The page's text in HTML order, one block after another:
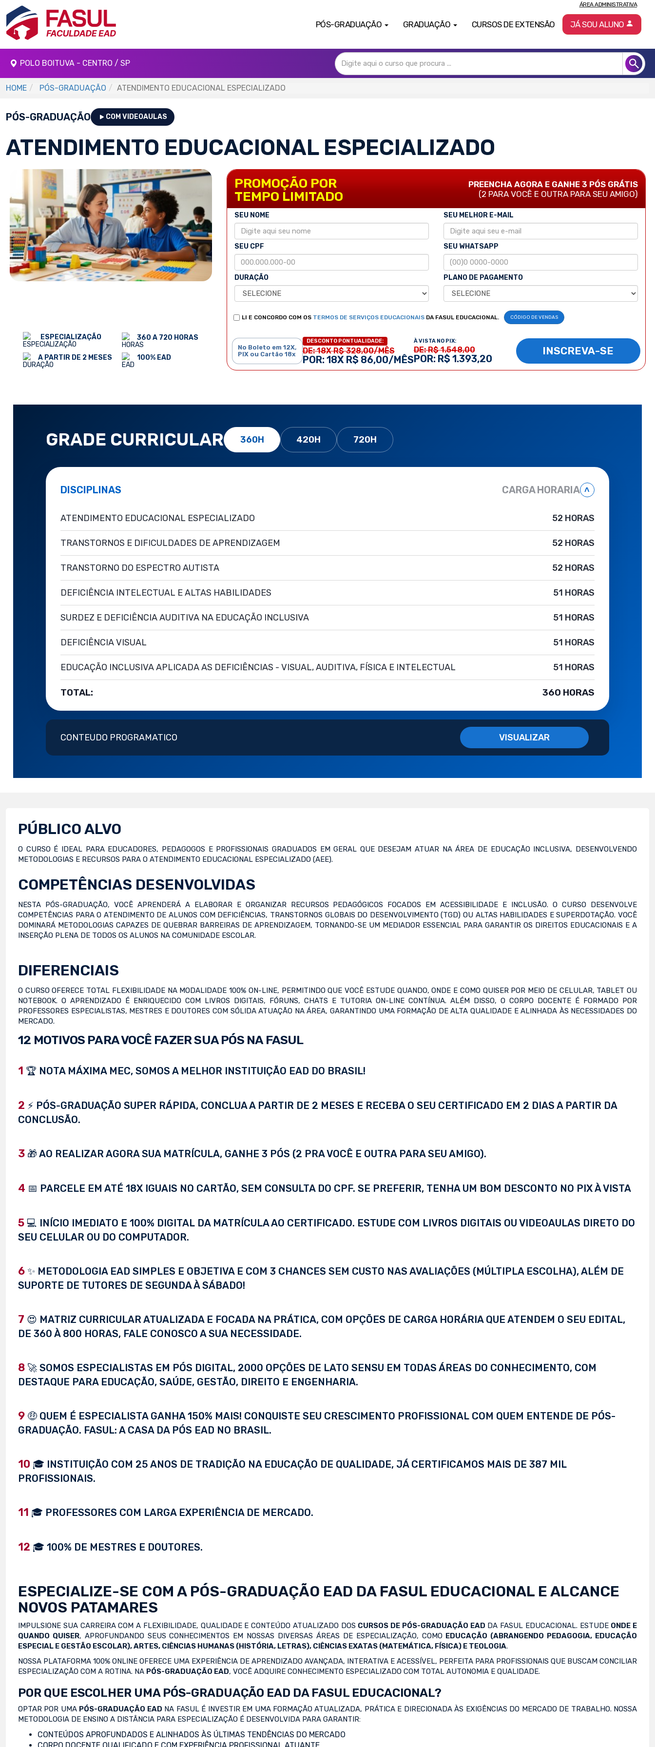
PÓS-GRADUAÇÃO GRADUAÇÃO CURSOS DE EXTENSÃO
ÁREA ADMINISTRATIVA
JÁ SOU ALUNO
POLO BOITUVA - CENTRO / SP
HOME PÓS-GRADUAÇÃO ATENDIMENTO EDUCACIONAL ESPECIALIZADO
PÓS-GRADUAÇÃO COM VIDEOAULAS
ATENDIMENTO EDUCACIONAL ESPECIALIZADO
ESPECIALIZAÇÃO
A PARTIR DE 2 MESES
360 A 720 HORAS
100% EAD
PROMOÇÃO POR
TEMPO LIMITADO
PREENCHA AGORA E GANHE 3 PÓS GRÁTIS
(2 PARA VOCÊ E OUTRA PARA SEU AMIGO)
SEU NOME
SEU CPF
SEU MELHOR E-MAIL
SEU WHATSAPP
DURAÇÃO PLANO DE PAGAMENTO
LI E CONCORDO COM OS TERMOS DE SERVIÇOS EDUCACIONAISDA FASUL EDUCACIONAL. CÓDIGO DE VENDAS
No Boleto em 12X,
PIX ou Cartão 18x
DESCONTO PONTUALIDADE:
DE: 18X R$ 328,00/MÊS
POR: 18X R$ 86,00/MÊS
À VISTA NO PIX:
DE: R$ 1.548,00
POR: R$ 1.393,20
INSCREVA-SE
GRADE CURRICULAR 360H 420H 720H
DISCIPLINAS CARGA HORARIA ˄
ATENDIMENTO EDUCACIONAL ESPECIALIZADO 52 HORAS
TRANSTORNOS E DIFICULDADES DE APRENDIZAGEM 52 HORAS
TRANSTORNO DO ESPECTRO AUTISTA 52 HORAS
DEFICIÊNCIA INTELECTUAL E ALTAS HABILIDADES 51 HORAS
SURDEZ E DEFICIÊNCIA AUDITIVA NA EDUCAÇÃO INCLUSIVA 51 HORAS
DEFICIÊNCIA VISUAL 51 HORAS
EDUCAÇÃO INCLUSIVA APLICADA AS DEFICIÊNCIAS - VISUAL, AUDITIVA, FÍSICA E INTELECTUAL 51 HORAS
TOTAL: 360 HORAS
CONTEUDO PROGRAMATICO VISUALIZAR
PÚBLICO ALVO
O CURSO É IDEAL PARA EDUCADORES, PEDAGOGOS E PROFISSIONAIS GRADUADOS EM GERAL QUE DESEJAM ATUAR NA ÁREA DE EDUCAÇÃO INCLUSIVA, DESENVOLVENDO
METODOLOGIAS E RECURSOS PARA O ATENDIMENTO EDUCACIONAL ESPECIALIZADO (AEE).
COMPETÊNCIAS DESENVOLVIDAS
NESTA PÓS-GRADUAÇÃO, VOCÊ APRENDERÁ A ELABORAR E ORGANIZAR RECURSOS PEDAGÓGICOS FOCADOS EM ACESSIBILIDADE E INCLUSÃO. O CURSO DESENVOLVE
COMPETÊNCIAS PARA O ATENDIMENTO DE ALUNOS COM DEFICIÊNCIAS, TRANSTORNOS GLOBAIS DO DESENVOLVIMENTO (TGD) OU ALTAS HABILIDADES E SUPERDOTAÇÃO. VOCÊ
DOMINARÁ METODOLOGIAS CAPAZES DE QUEBRAR BARREIRAS DE APRENDIZAGEM, TORNANDO-SE UM MEDIADOR ESSENCIAL PARA GARANTIR OS DIREITOS EDUCACIONAIS E A
INSERÇÃO PLENA DE TODOS OS ALUNOS NA COMUNIDADE ESCOLAR.
DIFERENCIAIS
O CURSO OFERECE TOTAL FLEXIBILIDADE NA MODALIDADE 100% ON-LINE, PERMITINDO QUE VOCÊ ESTUDE QUANDO, ONDE E COMO QUISER POR MEIO DE CELULAR, TABLET OU
NOTEBOOK. O APRENDIZADO É ENRIQUECIDO COM LIVROS DIGITAIS, FÓRUNS, CHATS E TUTORIA ON-LINE CONTÍNUA. ALÉM DISSO, O CORPO DOCENTE É FORMADO POR
PROFESSORES ESPECIALISTAS, MESTRES E DOUTORES COM SÓLIDA ATUAÇÃO NA ÁREA, GARANTINDO UMA FORMAÇÃO DE ALTA QUALIDADE E ALINHADA ÀS NECESSIDADES DO
MERCADO.
12 MOTIVOS PARA VOCÊ FAZER SUA PÓS NA FASUL
1 🏆 NOTA MÁXIMA MEC, SOMOS A MELHOR INSTITUIÇÃO EAD DO BRASIL!
2 ⚡ PÓS-GRADUAÇÃO SUPER RÁPIDA, CONCLUA A PARTIR DE 2 MESES E RECEBA O SEU CERTIFICADO EM 2 DIAS A PARTIR DA
CONCLUSÃO.
3 🎁 AO REALIZAR AGORA SUA MATRÍCULA, GANHE 3 PÓS (2 PRA VOCÊ E OUTRA PARA SEU AMIGO).
4 📅 PARCELE EM ATÉ 18X IGUAIS NO CARTÃO, SEM CONSULTA DO CPF. SE PREFERIR, TENHA UM BOM DESCONTO NO PIX À VISTA
5 💻 INÍCIO IMEDIATO E 100% DIGITAL DA MATRÍCULA AO CERTIFICADO. ESTUDE COM LIVROS DIGITAIS OU VIDEOAULAS DIRETO DO
SEU CELULAR OU DO COMPUTADOR.
6 ✨ METODOLOGIA EAD SIMPLES E OBJETIVA E COM 3 CHANCES SEM CUSTO NAS AVALIAÇÕES (MÚLTIPLA ESCOLHA), ALÉM DE
SUPORTE DE TUTORES DE SEGUNDA À SÁBADO!
7 😍 MATRIZ CURRICULAR ATUALIZADA E FOCADA NA PRÁTICA, COM OPÇÕES DE CARGA HORÁRIA QUE ATENDEM O SEU EDITAL,
DE 360 À 800 HORAS, FALE CONOSCO A SUA NECESSIDADE.
8 🚀 SOMOS ESPECIALISTAS EM PÓS DIGITAL, 2000 OPÇÕES DE LATO SENSU EM TODAS ÁREAS DO CONHECIMENTO, COM
DESTAQUE PARA EDUCAÇÃO, SAÚDE, GESTÃO, DIREITO E ENGENHARIA.
9 🤑 QUEM É ESPECIALISTA GANHA 150% MAIS! CONQUISTE SEU CRESCIMENTO PROFISSIONAL COM QUEM ENTENDE DE PÓS-
GRADUAÇÃO. FASUL: A CASA DA PÓS EAD NO BRASIL.
10 🎓 INSTITUIÇÃO COM 25 ANOS DE TRADIÇÃO NA EDUCAÇÃO DE QUALIDADE, JÁ CERTIFICAMOS MAIS DE 387 MIL
PROFISSIONAIS.
11 🎓 PROFESSORES COM LARGA EXPERIÊNCIA DE MERCADO.
12 🎓 100% DE MESTRES E DOUTORES.
ESPECIALIZE-SE COM A PÓS-GRADUAÇÃO EAD DA FASUL EDUCACIONAL E ALCANCE
NOVOS PATAMARES
IMPULSIONE SUA CARREIRA COM A FLEXIBILIDADE, QUALIDADE E CONTEÚDO ATUALIZADO DOS CURSOS DE PÓS-GRADUAÇÃO EAD DA FASUL EDUCACIONAL. ESTUDE ONDE E
QUANDO QUISER, APROFUNDANDO SEUS CONHECIMENTOS EM NOSSAS DIVERSAS ÁREAS DE ESPECIALIZAÇÃO, COMO EDUCAÇÃO (ABRANGENDO PEDAGOGIA, EDUCAÇÃO
ESPECIAL E GESTÃO ESCOLAR), ARTES, CIÊNCIAS HUMANAS (HISTÓRIA, LETRAS), CIÊNCIAS EXATAS (MATEMÁTICA, FÍSICA) E TEOLOGIA.
NOSSA PLATAFORMA 100% ONLINE OFERECE UMA EXPERIÊNCIA DE APRENDIZADO AVANÇADA, INTERATIVA E ACESSÍVEL, PERFEITA PARA PROFISSIONAIS QUE BUSCAM CONCILIAR
ESPECIALIZAÇÃO COM A ROTINA. NA PÓS-GRADUAÇÃO EAD, VOCÊ ADQUIRE CONHECIMENTO ESPECIALIZADO COM TOTAL AUTONOMIA E QUALIDADE.
POR QUE ESCOLHER UMA PÓS-GRADUAÇÃO EAD DA FASUL EDUCACIONAL?
OPTAR POR UMA PÓS-GRADUAÇÃO EAD NA FASUL É INVESTIR EM UMA FORMAÇÃO ATUALIZADA, PRÁTICA E DIRECIONADA ÀS EXIGÊNCIAS DO MERCADO DE TRABALHO. NOSSA
METODOLOGIA DE ENSINO A DISTÂNCIA PARA ESPECIALIZAÇÃO É DESENVOLVIDA PARA GARANTIR:
CONTEÚDOS APROFUNDADOS E ALINHADOS ÀS ÚLTIMAS TENDÊNCIAS DO MERCADO